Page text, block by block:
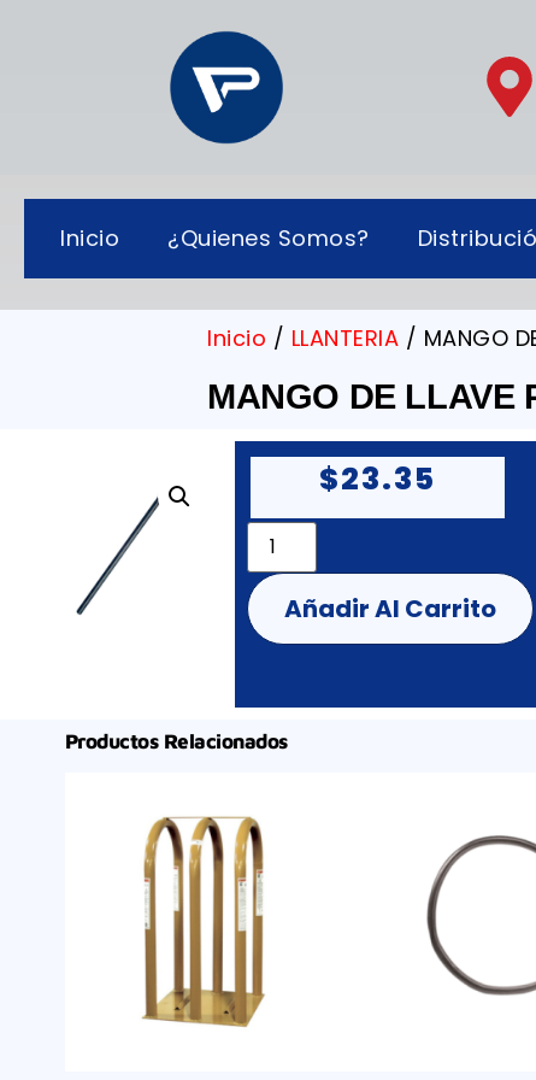
Inicio ¿Quienes Somos?
Inicio / LLANTERIA / MANGO
MANGO DE LLAVE
$23.35
Añadir Al Carrito
Productos Relacionados